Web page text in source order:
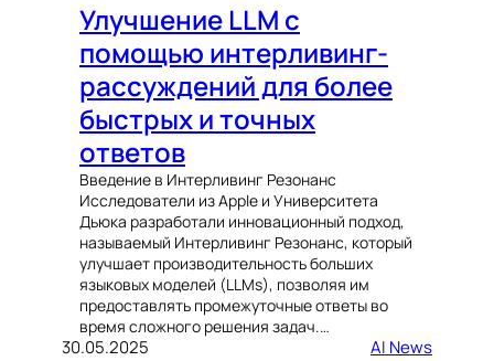
Улучшение LLM с
помощью интерливинг-
рассуждений для более
быстрых и точных
ответов
Введение в Интерливинг Резонанс
Исследователи из Apple и Университета
Дьюка разработали инновационный подход,
называемый Интерливинг Резонанс, который
улучшает производительность больших
языковых моделей (LLMs), позволяя им
предоставлять промежуточные ответы во
время сложного решения задач.…
30.05.2025 AI News